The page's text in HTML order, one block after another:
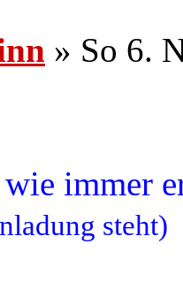
» So 6.
immer
steht)